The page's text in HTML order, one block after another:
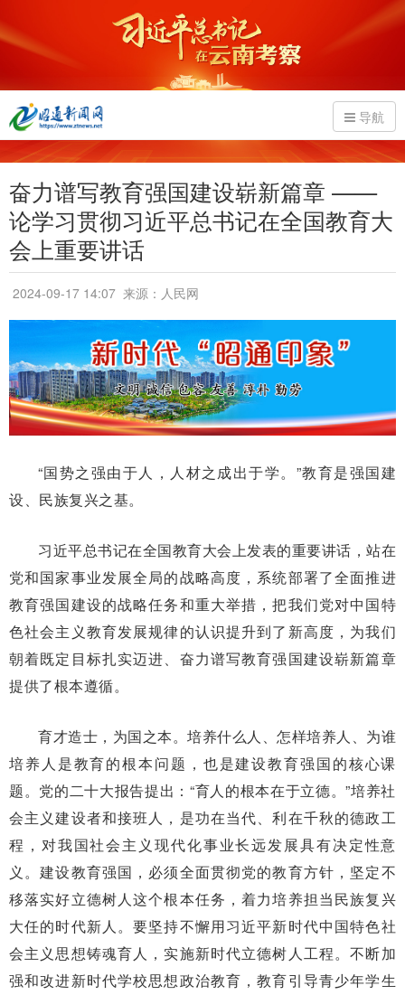
导航
奋力谱写教育强国建设崭新篇章 ——
论学习贯彻习近平总书记在全国教育大
会上重要讲话
2024-09-17 14:07 来源：人民网
“国势之强由于人，人材之成出于学。”教育是强国建
设、民族复兴之基。
习近平总书记在全国教育大会上发表的重要讲话，站在
党和国家事业发展全局的战略高度，系统部署了全面推进
教育强国建设的战略任务和重大举措，把我们党对中国特
色社会主义教育发展规律的认识提升到了新高度，为我们
朝着既定目标扎实迈进、奋力谱写教育强国建设崭新篇章
提供了根本遵循。
育才造士，为国之本。培养什么人、怎样培养人、为谁
培养人是教育的根本问题，也是建设教育强国的核心课
题。党的二十大报告提出：“育人的根本在于立德。”培养社
会主义建设者和接班人，是功在当代、利在千秋的德政工
程，对我国社会主义现代化事业长远发展具有决定性意
义。建设教育强国，必须全面贯彻党的教育方针，坚定不
移落实好立德树人这个根本任务，着力培养担当民族复兴
大任的时代新人。要坚持不懈用习近平新时代中国特色社
会主义思想铸魂育人，实施新时代立德树人工程。不断加
强和改进新时代学校思想政治教育，教育引导青少年学生